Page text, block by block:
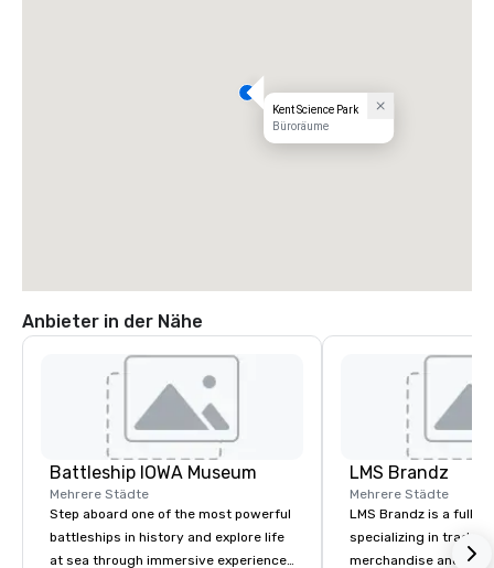
Kent Science Park
Büroräume
Anbieter in der Nähe
Battleship IOWA Museum
Mehrere Städte
Step aboard one of the most powerful
battleships in history and explore life
at sea through immersive experiences
LMS Brandz
Mehrere Städte
LMS Brandz is a full-
specializing in trade
merchandise and